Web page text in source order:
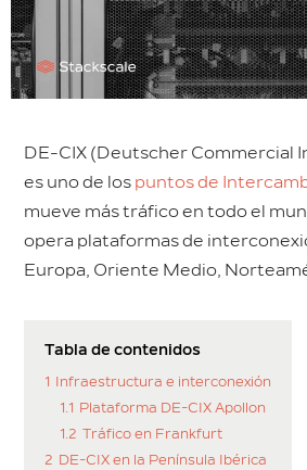
DE-CIX (Deutscher Commercial
es uno de los puntos de
mueve más tráfico en todo el
opera plataformas de
Europa, Oriente Medio,
Tabla de contenidos
1 Infraestructura e interconexión
1.1 Plataforma DE-CIX Apollon
1.2 Tráfico en Frankfurt
2 DE-CIX en la Península Ibérica